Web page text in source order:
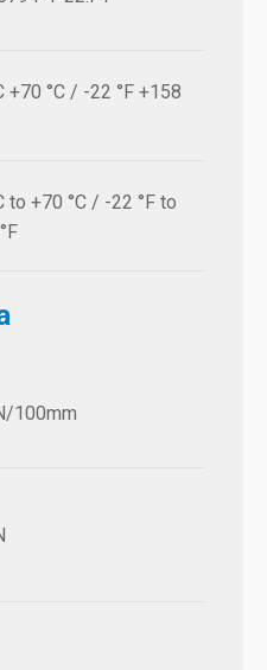
+70 °C / -22 °F +158
to +70 °C / -22 °F to
100mm